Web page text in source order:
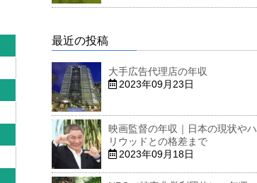
最近の投稿
大手広告代理店の年収
2023年09月23日
映画監督の年収｜日本の現状やハ
リウッドとの格差まで
2023年09月18日